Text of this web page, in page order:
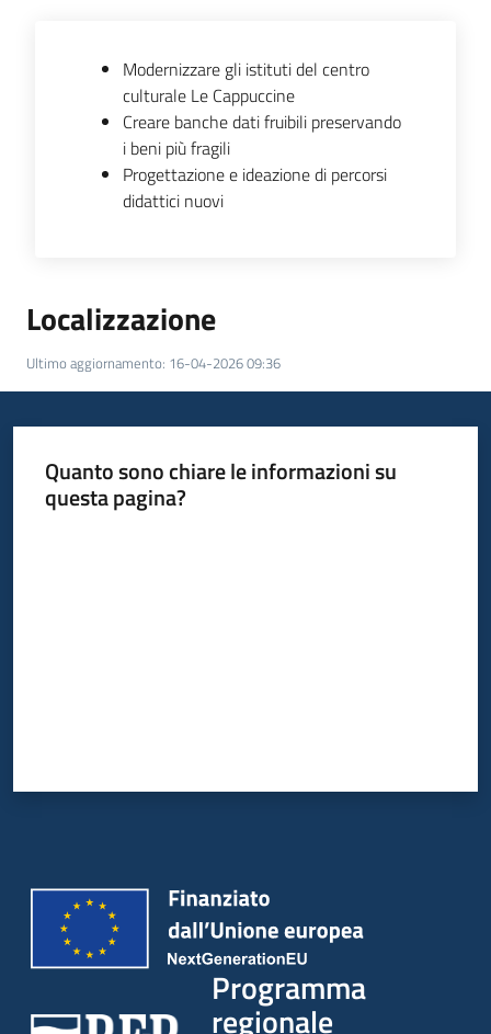
Modernizzare gli istituti del centro
culturale Le Cappuccine
Creare banche dati fruibili preservando
i beni più fragili
Progettazione e ideazione di percorsi
didattici nuovi
Localizzazione
Ultimo aggiornamento: 16-04-2026 09:36
Quanto sono chiare le informazioni su
questa pagina?
Programma
regionale